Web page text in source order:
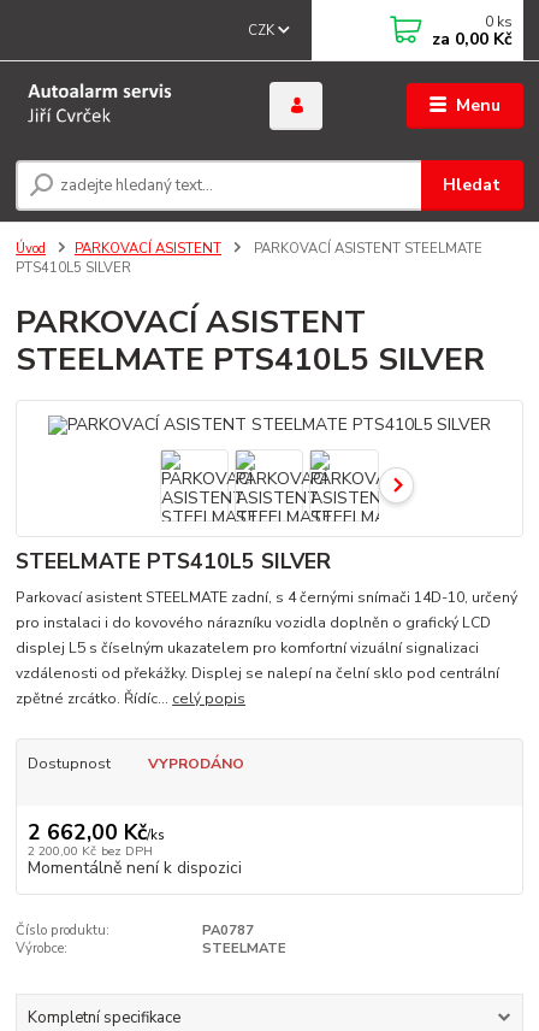
Menu
CZK
Hledat
0 ks
za 0,00 Kč
Úvod PARKOVACÍ ASISTENT
PARKOVACÍ ASISTENT STEELMATE
PTS410L5 SILVER
PARKOVACÍ ASISTENT
STEELMATE PTS410L5 SILVER
STEELMATE PTS410L5 SILVER
Parkovací asistent STEELMATE zadní, s 4 černými snímači 14D-10, určený
pro instalaci i do kovového nárazníku vozidla doplněn o grafický LCD
displej L5 s číselným ukazatelem pro komfortní vizuální signalizaci
vzdálenosti od překážky. Displej se nalepí na čelní sklo pod centrální
zpětné zrcátko. Řídíc... celý popis
Dostupnost VYPRODÁNO
2 662,00 Kč/ks
2 200,00 Kč bez DPH
Momentálně není k dispozici
Číslo produktu:
PA0787
Výrobce:
STEELMATE
Kompletní specifikace